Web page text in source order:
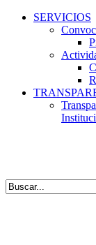
SERVICIOS